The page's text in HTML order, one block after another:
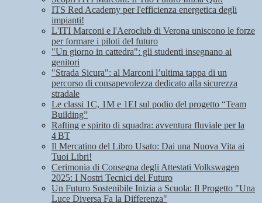
ITS Red Academy per l'efficienza energetica degli
impianti!
L'ITI Marconi e l'Aeroclub di Verona uniscono le forze
per formare i piloti del futuro
"Un giorno in cattedra": gli studenti insegnano ai
genitori
"Strada Sicura": al Marconi l’ultima tappa di un
percorso di consapevolezza dedicato alla sicurezza
stradale
Le classi 1C, 1M e 1EI sul podio del progetto “Team
Building”
Rafting e spirito di squadra: avventura fluviale per la
4 BT
Il Mercatino del Libro Usato: Dai una Nuova Vita ai
Tuoi Libri!
Cerimonia di Consegna degli Attestati Volkswagen
2025: I Nostri Tecnici del Futuro
Un Futuro Sostenibile Inizia a Scuola: Il Progetto "Una
Luce Diversa Fa la Differenza"